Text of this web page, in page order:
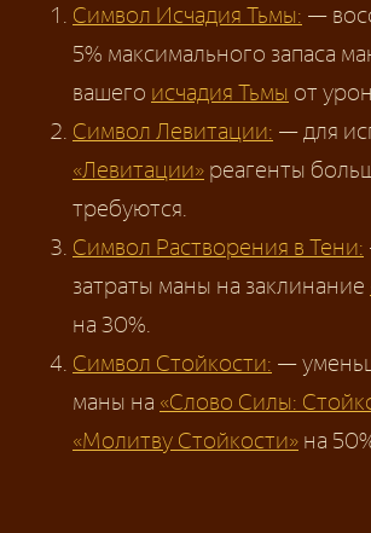
Символ Исчадия Тьмы: —
5% максимального запаса
вашего исчадия Тьмы от
Символ Левитации: — для
«Левитации» реагенты
требуются.
Символ Растворения в Тени:
затраты маны на заклинание
на 30%.
Символ Стойкости: —
маны на «Слово Силы:
«Молитву Стойкости» на